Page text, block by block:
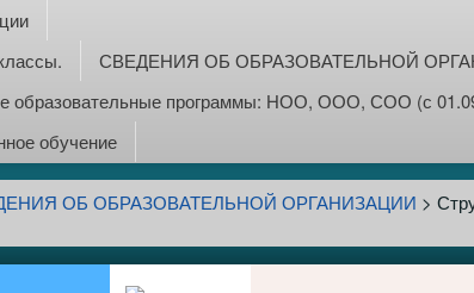
СВЕДЕНИЯ ОБ ОБРАЗОВАТЕЛЬНОЙ
образовательные программы: НОО, ООО, СОО (с
обучение
ОБ ОБРАЗОВАТЕЛЬНОЙ ОРГАНИЗАЦИИ >